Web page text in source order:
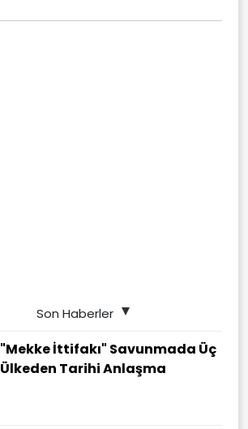
Son Haberler
"Mekke İttifakı" Savunmada Üç
Ülkeden Tarihi Anlaşma